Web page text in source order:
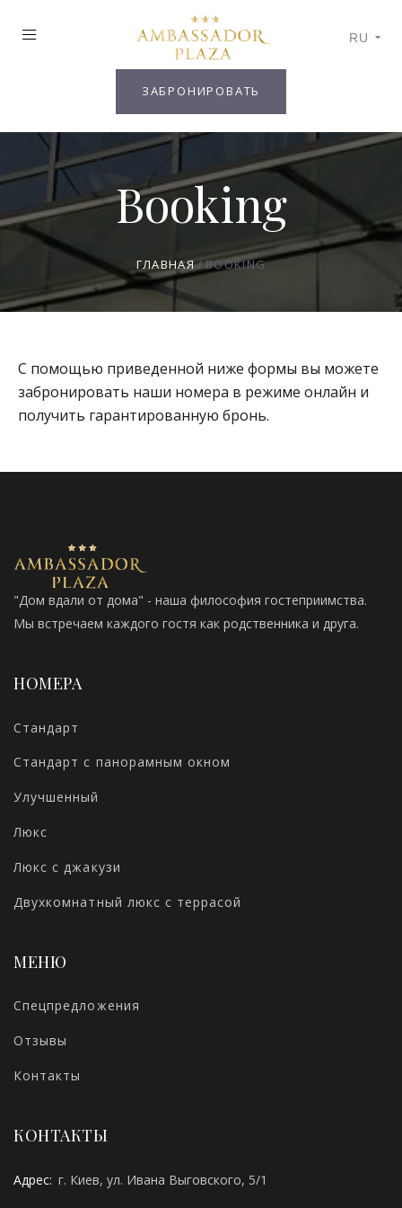
RU
ЗАБРОНИРОВАТЬ
Booking
ГЛАВНАЯ BOOKING
С помощью приведенной ниже формы вы можете
забронировать наши номера в режиме онлайн и
получить гарантированную бронь.
"Дом вдали от дома" - наша философия гостеприимства.
Мы встречаем каждого гостя как родственника и друга.
НОМЕРА
Стандарт
Стандарт с панорамным окном
Улучшенный
Люкс
Люкс с джакузи
Двухкомнатный люкс с террасой
МЕНЮ
Спецпредложения
Отзывы
Контакты
КОНТАКТЫ
Адрес: г. Киев, ул. Ивана Выговского, 5/1